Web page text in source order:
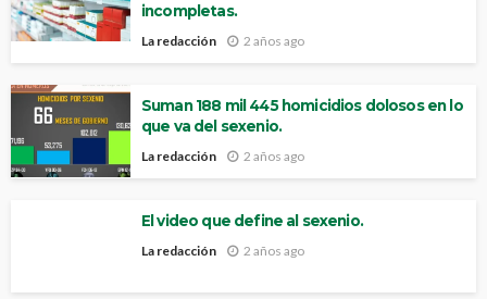
incompletas.
La redacción 2 años ago
Suman 188 mil 445 homicidios dolosos en lo
que va del sexenio.
La redacción 2 años ago
El video que define al sexenio.
La redacción 2 años ago